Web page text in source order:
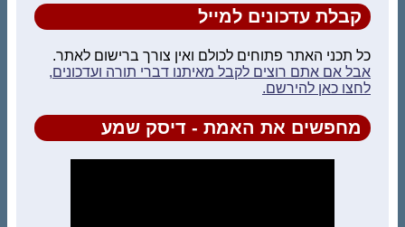
קבלת עדכונים למייל
כל תכני האתר פתוחים לכולם ואין צורך ברישום לאתר.
אבל אם אתם רוצים לקבל מאיתנו דברי תורה ועדכונים,
לחצו כאן להירשם.
מחפשים את האמת - דיסק שמע